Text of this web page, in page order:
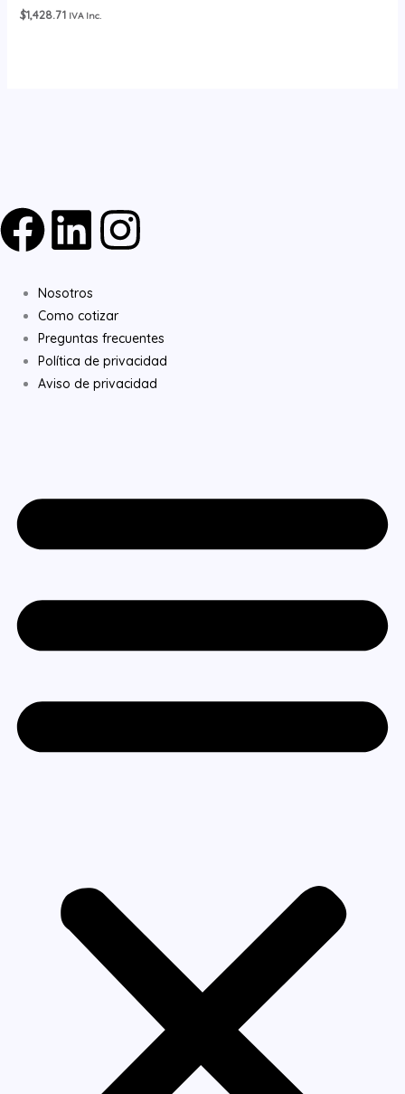
$1,428.71 IVA Inc.
F
a
c
e
o
k
L
i
n
k
e
i
n
I
t
r
a
m
Nosotros
Como cotizar
Preguntas frecuentes
Política de privacidad
Aviso de privacidad